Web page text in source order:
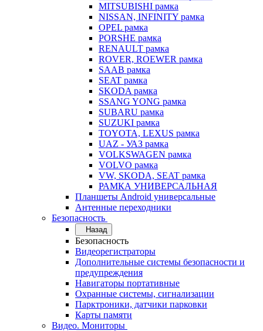
MITSUBISHI рамка
NISSAN, INFINITY рамка
OPEL рамка
PORSHE рамка
RENAULT рамка
ROVER, ROEWER рамка
SAAB рамка
SEAT рамка
SKODA рамка
SSANG YONG рамка
SUBARU рамка
SUZUKI рамка
TOYOTA, LEXUS рамка
UAZ - УАЗ рамка
VOLKSWAGEN рамка
VOLVO рамка
VW, SKODA, SEAT рамка
РАМКА УНИВЕРСАЛЬНАЯ
Планшеты Android универсальные
Антенные переходники
Безопасность
Назад
Безопасность
Видеорегистраторы
Дополнительные системы безопасности и
предупреждения
Навигаторы портативные
Охранные системы, сигнализации
Парктроники, датчики парковки
Карты памяти
Видео. Мониторы